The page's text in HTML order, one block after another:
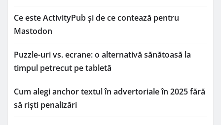
Ce este ActivityPub și de ce contează pentru
Mastodon
Puzzle-uri vs. ecrane: o alternativă sănătoasă la
timpul petrecut pe tabletă
Cum alegi anchor textul în advertoriale în 2025 fără
să riști penalizări